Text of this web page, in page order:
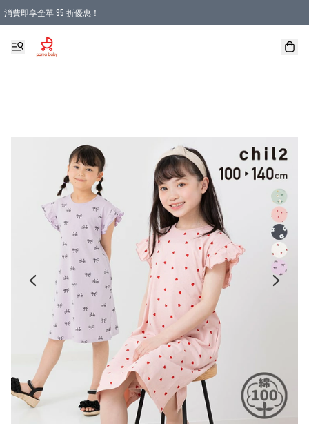
消費即享全單 95 折優惠！
購物滿 HKD 900.00即享免運費優惠！（適用於 本地送貨、本地取貨 )